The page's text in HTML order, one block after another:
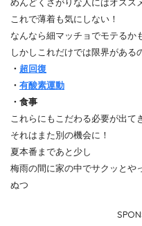
めんどくさがりな人にはオスス
これで薄着も気にしない！
なんなら細マッチョでモテるか
しかしこれだけでは限界がある
・ 超回復
・ 有酸素運動
・食事
これらにもこだわる必要が出て
それはまた別の機会に！
夏本番まであと少し
梅雨の間に家の中でサクッとや
ぬつ